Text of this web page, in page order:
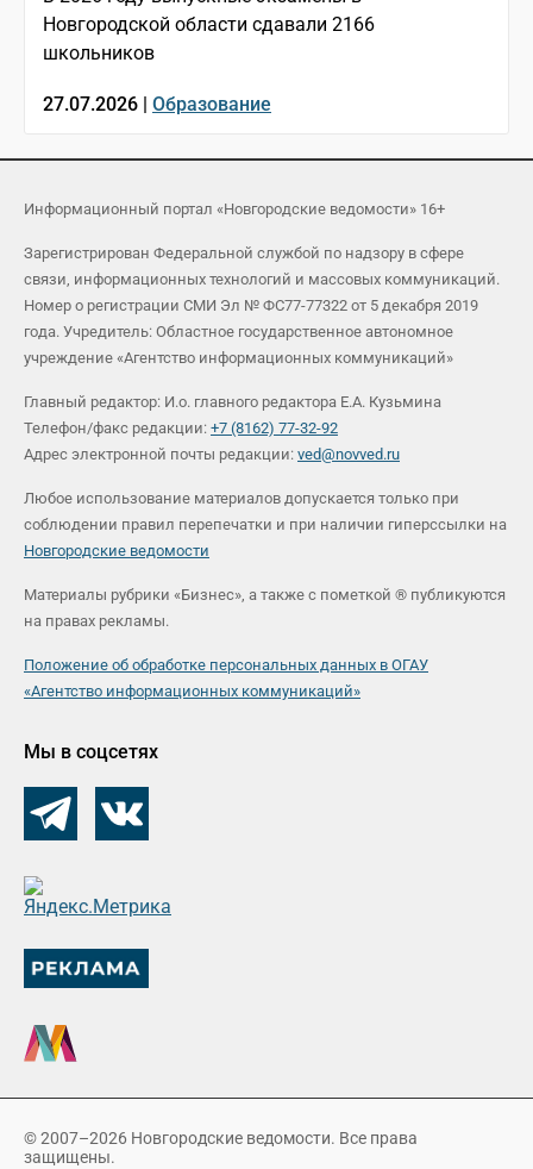
Новгородской области сдавали 2166
школьников
27.07.2026 | Образование
Информационный портал «Новгородские ведомости» 16+
Зарегистрирован Федеральной службой по надзору в сфере
связи, информационных технологий и массовых коммуникаций.
Номер о регистрации СМИ Эл № ФС77-77322 от 5 декабря 2019
года. Учредитель: Областное государственное автономное
учреждение «Агентство информационных коммуникаций»
Главный редактор: И.о. главного редактора Е.А. Кузьмина
Телефон/факс редакции: +7 (8162) 77-32-92
Адрес электронной почты редакции: ved@novved.ru
Любое использование материалов допускается только при
соблюдении правил перепечатки и при наличии гиперссылки на
Новгородские ведомости
Материалы рубрики «Бизнес», а также с пометкой ® публикуются
на правах рекламы.
Положение об обработке персональных данных в ОГАУ
«Агентство информационных коммуникаций»
Мы в соцсетях
© 2007–2026 Новгородские ведомости. Все права
защищены.